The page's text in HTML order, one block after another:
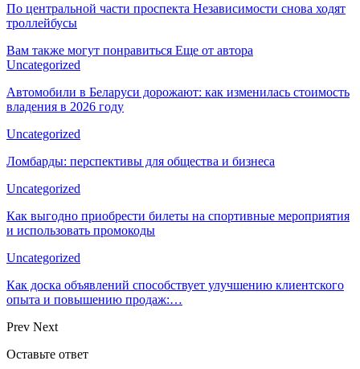
По центральной части проспекта Независимости снова ходят
троллейбусы
Вам также могут понравиться Еще от автора
Uncategorized
Автомобили в Беларуси дорожают: как изменилась стоимость
владения в 2026 году
Uncategorized
Ломбарды: перспективы для общества и бизнеса
Uncategorized
Как выгодно приобрести билеты на спортивные мероприятия
и использовать промокоды
Uncategorized
Как доска объявлений способствует улучшению клиентского
опыта и повышению продаж:…
Prev Next
Оставьте ответ